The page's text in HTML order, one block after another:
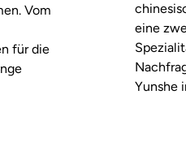
Vom
für die
eine
Yunshe